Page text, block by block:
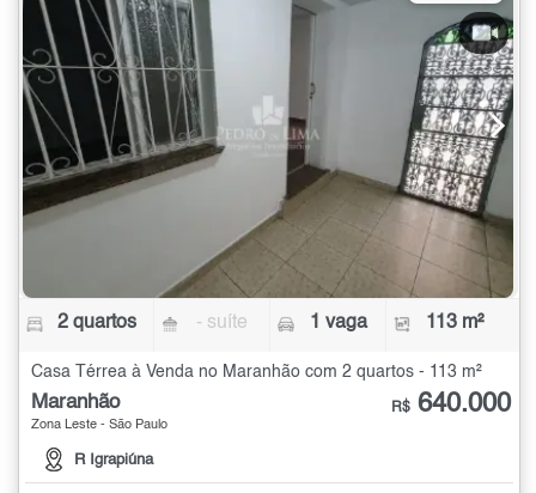
2 quartos - suíte 1 vaga 113 m²
Casa Térrea à Venda no Maranhão com 2 quartos - 113 m²
Maranhão
Zona Leste - São Paulo
R Igrapiúna
R$ 640.000